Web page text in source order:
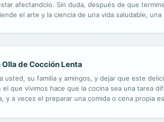
afectandolo. Sin duda, después de que
el arte y la ciencia de una vida saludable,
de Cocción Lenta
su familia y amingos, y dejar que este
que vivimos hace que la cocina sea una tarea
a veces el preparar una comida o cena propia